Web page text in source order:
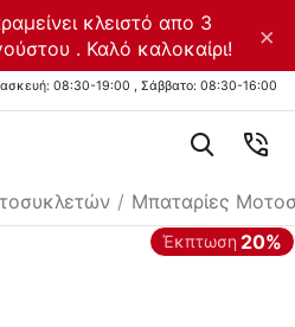
κλειστό απο 3
. Καλό καλοκαίρι!
×
08:30-19:00 , Σάββατο: 08:30-16:00
/ Μπαταρίες
Έκπτωση 20%